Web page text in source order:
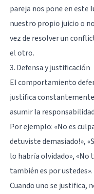
pareja nos pone en este
nuestro propio juicio o
vez de resolver un
el otro.
3. Defensa y justificación
El comportamiento
justifica constantemente
asumir la
Por ejemplo: «No es
detuviste demasiado!»,
lo habría olvidado»,
también es por ustedes».
Cuando uno se justifica,